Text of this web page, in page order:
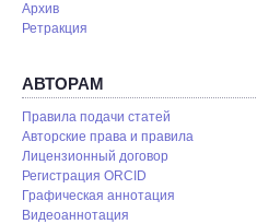
Архив
Ретракция
АВТОРАМ
Правила подачи статей
Авторские права и правила
Лицензионный договор
Регистрация ORCID
Графическая аннотация
Видеоаннотация